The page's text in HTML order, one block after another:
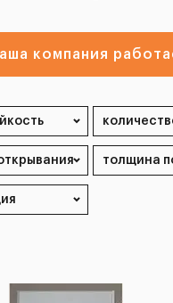
компания